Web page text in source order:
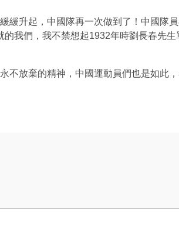
升起，中國隊再一次做到了！中國隊
我們，我不禁想起1932年時劉長春先
放棄的精神，中國運動員們也是如此